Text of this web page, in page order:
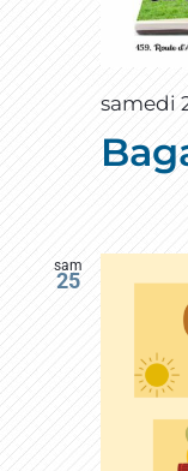
samedi
sam
25